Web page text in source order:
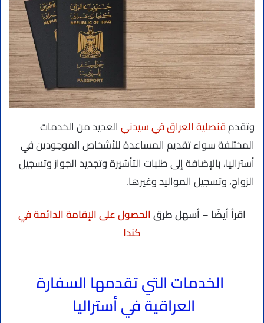
وتقدمقنصلية العراق في سيدنيالعديد من الخدمات
المختلفة سواء تقديم المساعدة للأشخاص الموجودين في
أستراليا، بالإضافة إلى طلبات التأشيرة وتجديد الجواز وتسجيل
الزواج، وتسجيل المواليد وغيرها.
اقرأ أيضًا – أسهل طرقالحصول على الإقامة الدائمة في
كندا
الخدمات التي تقدمها السفارة
العراقية في أستراليا